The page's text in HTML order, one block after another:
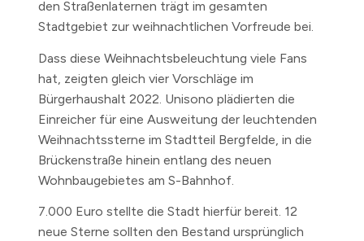
den Straßenlaternen trägt im gesamten
Stadtgebiet zur weihnachtlichen Vorfreude bei.
Dass diese Weihnachtsbeleuchtung viele Fans
hat, zeigten gleich vier Vorschläge im
Bürgerhaushalt 2022. Unisono plädierten die
Einreicher für eine Ausweitung der leuchtenden
Weihnachtssterne im Stadtteil Bergfelde, in die
Brückenstraße hinein entlang des neuen
Wohnbaugebietes am S-Bahnhof.
7.000 Euro stellte die Stadt hierfür bereit. 12
neue Sterne sollten den Bestand ursprünglich